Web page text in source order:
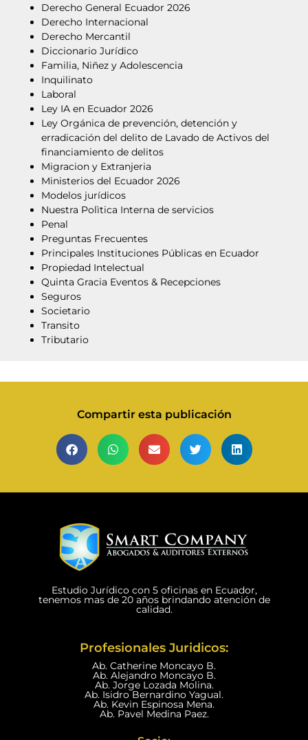
Derecho General Ecuador 2026
Derecho Internacional
Derecho Mercantil
Diccionario Jurídico
Familia, Niñez y Adolescencia
Inquilinato
Laboral
Ley IA en Ecuador 2026
Ley Orgánica de prevención, detención y
erradicación del delito de Lavado de Activos del
financiamiento de delitos
Migracion y Extranjeria
Ministerios del Ecuador 2026
Modelos jurídicos
Nuestra Polìtica Interna de servicios
Penal
Preguntas Frecuentes
Principales Instituciones Públicas en Ecuador
Propiedad Intelectual
Quinta Gracia Eventos & Recepciones
Seguros
Societario
Transito
Tributario
Compartir esta publicación
Estudio Jurídico con 5 oficinas en Ecuador,
tenemos mas de 20 años brindando atención de
calidad.
Profesionales Juridicos:
Ab. Catherine Moncayo B.
Ab. Alejandro Moncayo B.
Ab. Jorge Lozada Molina.
Ab. Isidro Bernardino Yagual.
Ab. Kevin Espinosa Mena.
Ab. Pavel Medina Paez.